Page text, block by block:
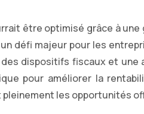
être optimisé grâce à
défi majeur pour les
dispositifs fiscaux et
pour améliorer la
les opportunités